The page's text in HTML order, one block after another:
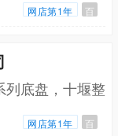
网店第1年 百
列底盘，十堰整
网店第1年 百